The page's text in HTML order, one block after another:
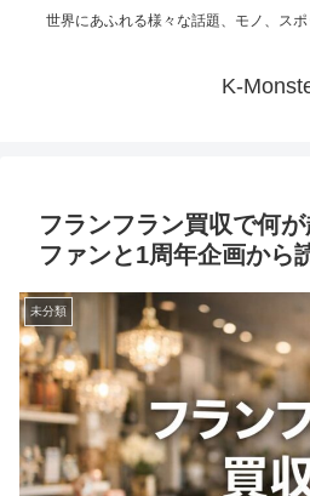
世界にあふれる様々な話題、モノ、スポ
K-
フランフラン買収で何
ファンと1周年企画から
未分類